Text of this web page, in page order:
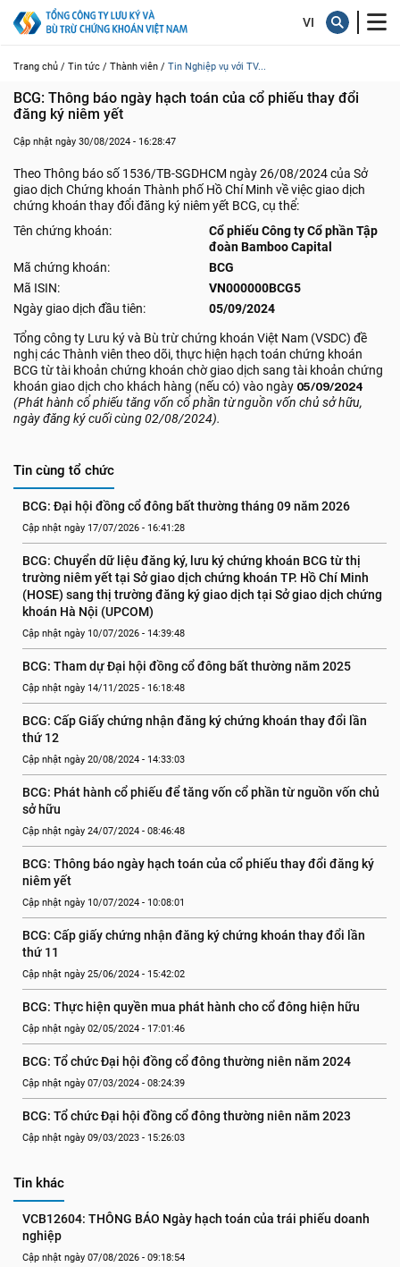
Trang chủ / Tin tức / Thành viên / Tin Nghiệp vụ với TV...
BCG: Thông báo ngày hạch toán của cổ phiếu thay đổi
đăng ký niêm yết
Cập nhật ngày 30/08/2024 - 16:28:47
Theo Thông báo số 1536/TB-SGDHCM ngày 26/08/2024 của Sở
giao dịch Chứng khoán Thành phố Hồ Chí Minh về việc giao dịch
chứng khoán thay đổi đăng ký niêm yết BCG, cụ thể:
Tên chứng khoán:
Cổ phiếu Công ty Cổ phần Tập
đoàn Bamboo Capital
Mã chứng khoán:
BCG
Mã ISIN:
VN000000BCG5
Ngày giao dịch đầu tiên:
05/09/2024
Tổng công ty Lưu ký và Bù trừ chứng khoán Việt Nam (VSDC) đề
nghị các Thành viên theo dõi, thực hiện hạch toán chứng khoán
BCG từ tài khoản chứng khoán chờ giao dịch sang tài khoản chứng
khoán giao dịch cho khách hàng (nếu có) vào ngày 05/09/2024
(Phát hành cổ phiếu tăng vốn cổ phần từ nguồn vốn chủ sở hữu,
ngày đăng ký cuối cùng 02/08/2024).
Tin cùng tổ chức
BCG: Đại hội đồng cổ đông bất thường tháng 09 năm 2026
Cập nhật ngày 17/07/2026 - 16:41:28
BCG: Chuyển dữ liệu đăng ký, lưu ký chứng khoán BCG từ thị
trường niêm yết tại Sở giao dịch chứng khoán TP. Hồ Chí Minh
(HOSE) sang thị trường đăng ký giao dịch tại Sở giao dịch chứng
khoán Hà Nội (UPCOM)
Cập nhật ngày 10/07/2026 - 14:39:48
BCG: Tham dự Đại hội đồng cổ đông bất thường năm 2025
Cập nhật ngày 14/11/2025 - 16:18:48
BCG: Cấp Giấy chứng nhận đăng ký chứng khoán thay đổi lần
thứ 12
Cập nhật ngày 20/08/2024 - 14:33:03
BCG: Phát hành cổ phiếu để tăng vốn cổ phần từ nguồn vốn chủ
sở hữu
Cập nhật ngày 24/07/2024 - 08:46:48
BCG: Thông báo ngày hạch toán của cổ phiếu thay đổi đăng ký
niêm yết
Cập nhật ngày 10/07/2024 - 10:08:01
BCG: Cấp giấy chứng nhận đăng ký chứng khoán thay đổi lần
thứ 11
Cập nhật ngày 25/06/2024 - 15:42:02
BCG: Thực hiện quyền mua phát hành cho cổ đông hiện hữu
Cập nhật ngày 02/05/2024 - 17:01:46
BCG: Tổ chức Đại hội đồng cổ đông thường niên năm 2024
Cập nhật ngày 07/03/2024 - 08:24:39
BCG: Tổ chức Đại hội đồng cổ đông thường niên năm 2023
Cập nhật ngày 09/03/2023 - 15:26:03
Tin khác
VCB12604: THÔNG BÁO Ngày hạch toán của trái phiếu doanh
nghiệp
Cập nhật ngày 07/08/2026 - 09:18:54